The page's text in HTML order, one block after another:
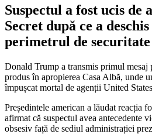
Suspectul a fost ucis
Secret după ce a
perimetrul de securitate
Donald Trump a transmis primul mesaj public după incidentul armat
produs în apropierea Casa Albă, unde
împușcat mortal de agenții United
Președintele american a lăudat reacția
afirmat că suspectul avea antecedente
obsesiv față de sediul administrației